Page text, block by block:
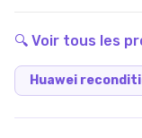
🔍 Voir tous les
Huawei